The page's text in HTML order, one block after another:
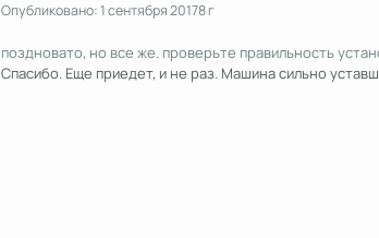
Опубликовано:1 сентября 20178 г
поздновато, но все же. проверьте правильность
Спасибо. Еще приедет, и не раз. Машина сильно